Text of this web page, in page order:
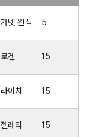
가넷 원석 5
로겐 15
라이치 15
젤레리 15